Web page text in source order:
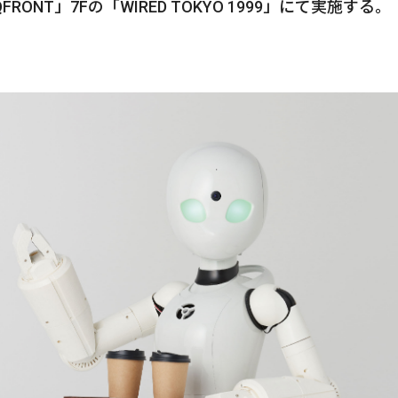
」7Fの「WIRED TOKYO 1999」にて実施する。